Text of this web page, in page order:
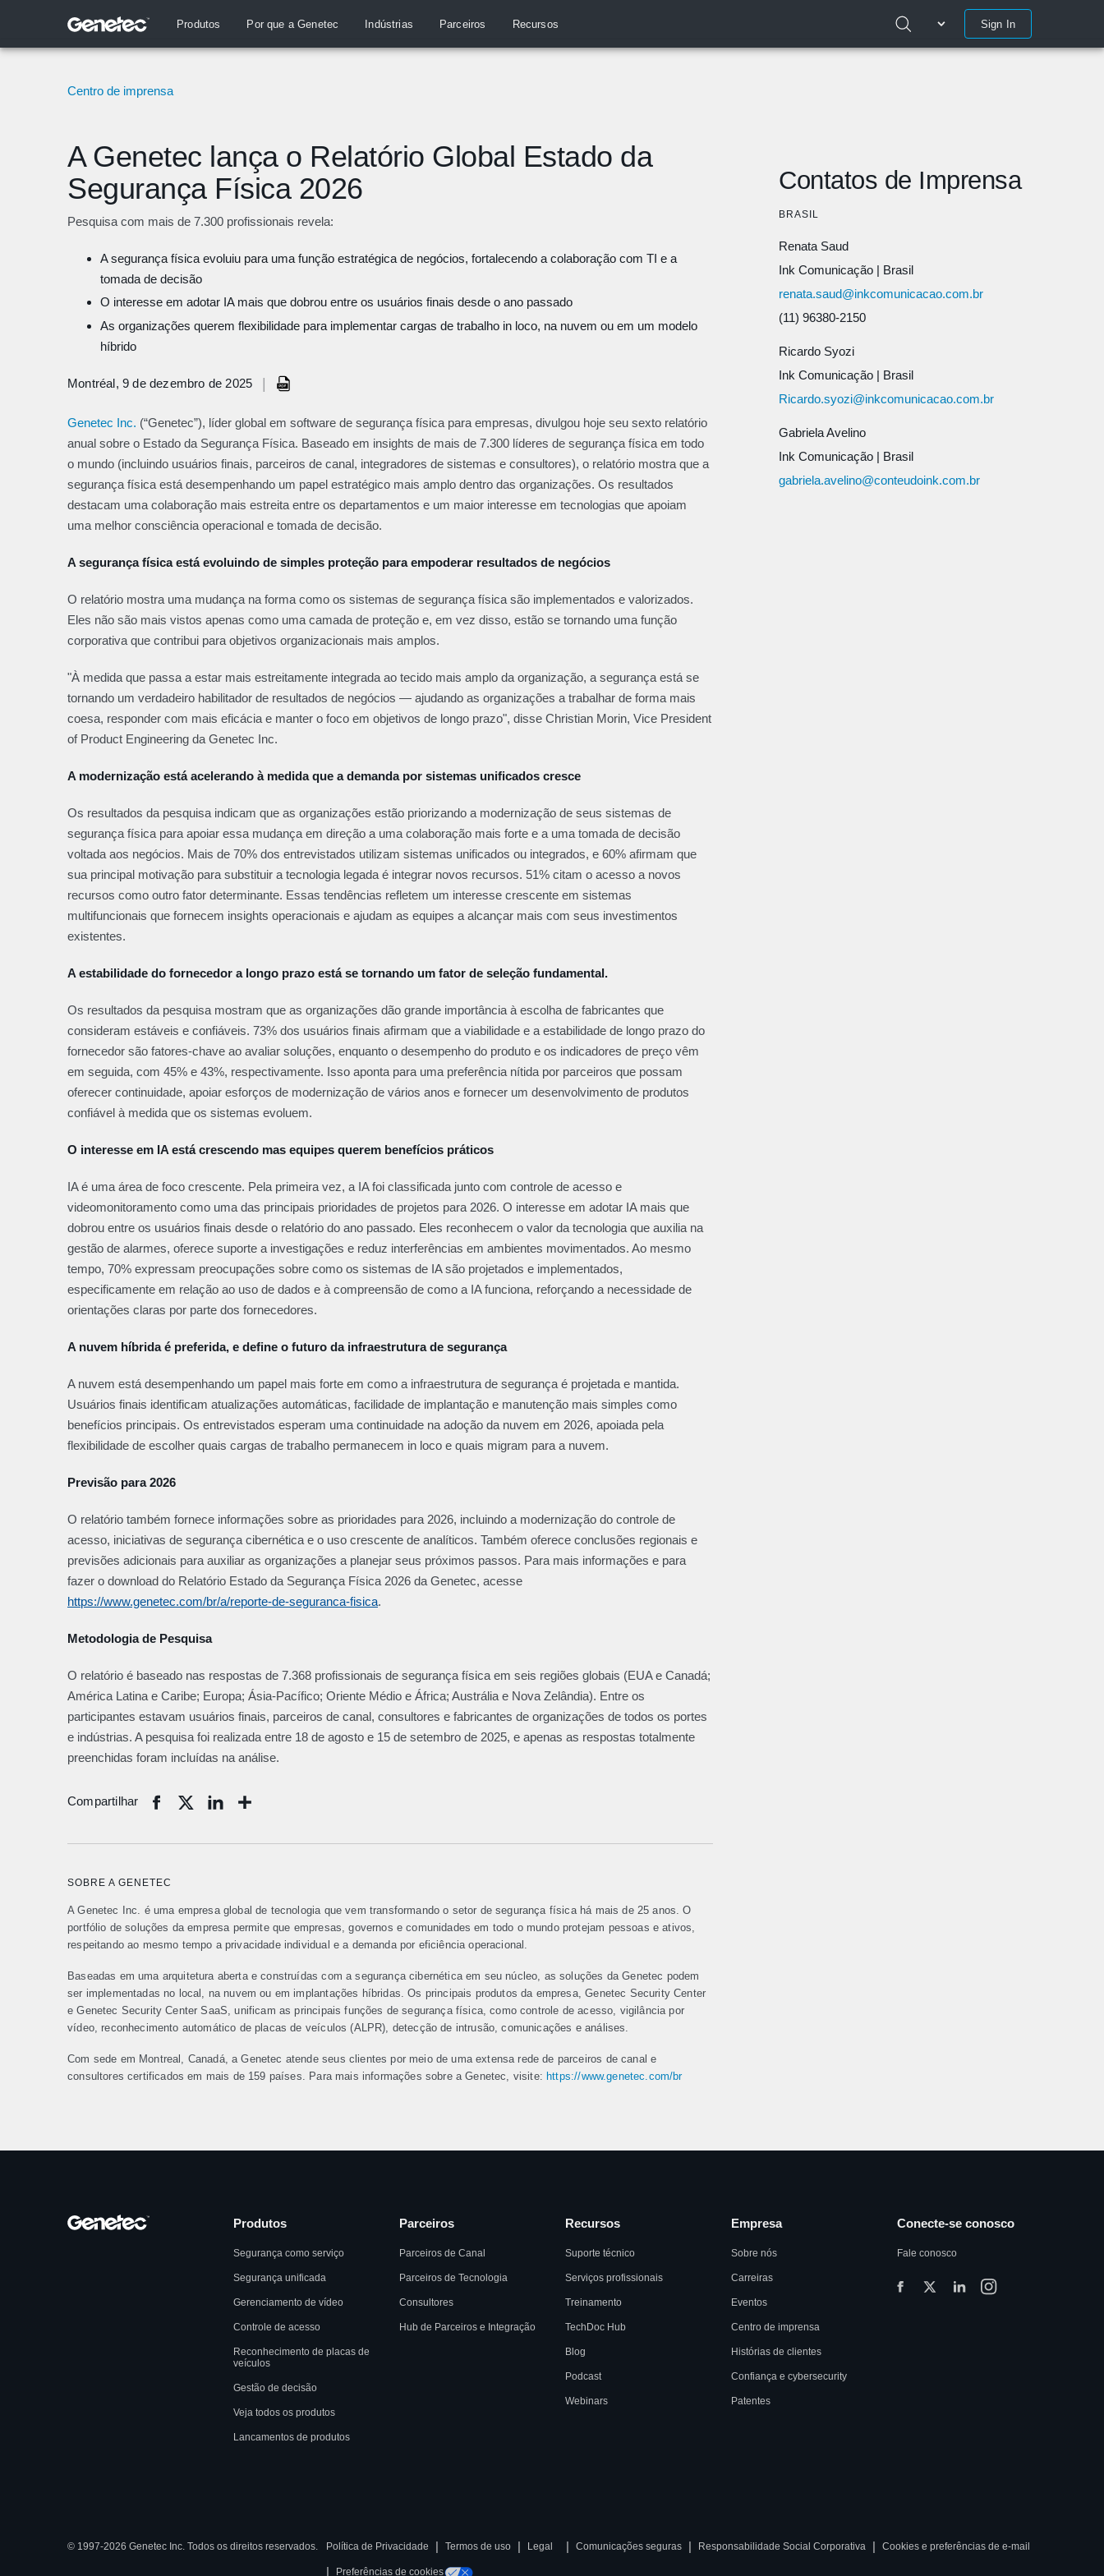
Produtos Por que a Genetec Indústrias Parceiros Recursos Sign In
Centro de imprensa
A Genetec lança o Relatório Global Estado da
Segurança Física 2026
Pesquisa com mais de 7.300 profissionais revela:
A segurança física evoluiu para uma função estratégica de negócios, fortalecendo a colaboração com TI e a
tomada de decisão
O interesse em adotar IA mais que dobrou entre os usuários finais desde o ano passado
As organizações querem flexibilidade para implementar cargas de trabalho in loco, na nuvem ou em um modelo
híbrido
Montréal, 9 de dezembro de 2025 |
Genetec Inc. (“Genetec”), líder global em software de segurança física para empresas, divulgou hoje seu sexto relatório
anual sobre o Estado da Segurança Física. Baseado em insights de mais de 7.300 líderes de segurança física em todo
o mundo (incluindo usuários finais, parceiros de canal, integradores de sistemas e consultores), o relatório mostra que a
segurança física está desempenhando um papel estratégico mais amplo dentro das organizações. Os resultados
destacam uma colaboração mais estreita entre os departamentos e um maior interesse em tecnologias que apoiam
uma melhor consciência operacional e tomada de decisão.
A segurança física está evoluindo de simples proteção para empoderar resultados de negócios
O relatório mostra uma mudança na forma como os sistemas de segurança física são implementados e valorizados.
Eles não são mais vistos apenas como uma camada de proteção e, em vez disso, estão se tornando uma função
corporativa que contribui para objetivos organizacionais mais amplos.
"À medida que passa a estar mais estreitamente integrada ao tecido mais amplo da organização, a segurança está se
tornando um verdadeiro habilitador de resultados de negócios — ajudando as organizações a trabalhar de forma mais
coesa, responder com mais eficácia e manter o foco em objetivos de longo prazo", disse Christian Morin, Vice President
of Product Engineering da Genetec Inc.
A modernização está acelerando à medida que a demanda por sistemas unificados cresce
Os resultados da pesquisa indicam que as organizações estão priorizando a modernização de seus sistemas de
segurança física para apoiar essa mudança em direção a uma colaboração mais forte e a uma tomada de decisão
voltada aos negócios. Mais de 70% dos entrevistados utilizam sistemas unificados ou integrados, e 60% afirmam que
sua principal motivação para substituir a tecnologia legada é integrar novos recursos. 51% citam o acesso a novos
recursos como outro fator determinante. Essas tendências refletem um interesse crescente em sistemas
multifuncionais que fornecem insights operacionais e ajudam as equipes a alcançar mais com seus investimentos
existentes.
A estabilidade do fornecedor a longo prazo está se tornando um fator de seleção fundamental.
Os resultados da pesquisa mostram que as organizações dão grande importância à escolha de fabricantes que
consideram estáveis e confiáveis. 73% dos usuários finais afirmam que a viabilidade e a estabilidade de longo prazo do
fornecedor são fatores-chave ao avaliar soluções, enquanto o desempenho do produto e os indicadores de preço vêm
em seguida, com 45% e 43%, respectivamente. Isso aponta para uma preferência nítida por parceiros que possam
oferecer continuidade, apoiar esforços de modernização de vários anos e fornecer um desenvolvimento de produtos
confiável à medida que os sistemas evoluem.
O interesse em IA está crescendo mas equipes querem benefícios práticos
IA é uma área de foco crescente. Pela primeira vez, a IA foi classificada junto com controle de acesso e
videomonitoramento como uma das principais prioridades de projetos para 2026. O interesse em adotar IA mais que
dobrou entre os usuários finais desde o relatório do ano passado. Eles reconhecem o valor da tecnologia que auxilia na
gestão de alarmes, oferece suporte a investigações e reduz interferências em ambientes movimentados. Ao mesmo
tempo, 70% expressam preocupações sobre como os sistemas de IA são projetados e implementados,
especificamente em relação ao uso de dados e à compreensão de como a IA funciona, reforçando a necessidade de
orientações claras por parte dos fornecedores.
A nuvem híbrida é preferida, e define o futuro da infraestrutura de segurança
A nuvem está desempenhando um papel mais forte em como a infraestrutura de segurança é projetada e mantida.
Usuários finais identificam atualizações automáticas, facilidade de implantação e manutenção mais simples como
benefícios principais. Os entrevistados esperam uma continuidade na adoção da nuvem em 2026, apoiada pela
flexibilidade de escolher quais cargas de trabalho permanecem in loco e quais migram para a nuvem.
Previsão para 2026
O relatório também fornece informações sobre as prioridades para 2026, incluindo a modernização do controle de
acesso, iniciativas de segurança cibernética e o uso crescente de analíticos. Também oferece conclusões regionais e
previsões adicionais para auxiliar as organizações a planejar seus próximos passos. Para mais informações e para
fazer o download do Relatório Estado da Segurança Física 2026 da Genetec, acesse
https://www.genetec.com/br/a/reporte-de-seguranca-fisica.
Metodologia de Pesquisa
O relatório é baseado nas respostas de 7.368 profissionais de segurança física em seis regiões globais (EUA e Canadá;
América Latina e Caribe; Europa; Ásia-Pacífico; Oriente Médio e África; Austrália e Nova Zelândia). Entre os
participantes estavam usuários finais, parceiros de canal, consultores e fabricantes de organizações de todos os portes
e indústrias. A pesquisa foi realizada entre 18 de agosto e 15 de setembro de 2025, e apenas as respostas totalmente
preenchidas foram incluídas na análise.
Compartilhar Share
SOBRE A GENETEC
A Genetec Inc. é uma empresa global de tecnologia que vem transformando o setor de segurança física há mais de 25 anos. O
portfólio de soluções da empresa permite que empresas, governos e comunidades em todo o mundo protejam pessoas e ativos,
respeitando ao mesmo tempo a privacidade individual e a demanda por eficiência operacional.
Baseadas em uma arquitetura aberta e construídas com a segurança cibernética em seu núcleo, as soluções da Genetec podem
ser implementadas no local, na nuvem ou em implantações híbridas. Os principais produtos da empresa, Genetec Security Center
e Genetec Security Center SaaS, unificam as principais funções de segurança física, como controle de acesso, vigilância por
vídeo, reconhecimento automático de placas de veículos (ALPR), detecção de intrusão, comunicações e análises.
Com sede em Montreal, Canadá, a Genetec atende seus clientes por meio de uma extensa rede de parceiros de canal e
consultores certificados em mais de 159 países. Para mais informações sobre a Genetec, visite: https://www.genetec.com/br
Contatos de Imprensa
BRASIL
Renata Saud
Ink Comunicação | Brasil
renata.saud@inkcomunicacao.com.br
(11) 96380-2150
Ricardo Syozi
Ink Comunicação | Brasil
Ricardo.syozi@inkcomunicacao.com.br
Gabriela Avelino
Ink Comunicação | Brasil
gabriela.avelino@conteudoink.com.br
Produtos
Segurança como serviço
Segurança unificada
Gerenciamento de vídeo
Controle de acesso
Reconhecimento de placas de
veículos
Gestão de decisão
Veja todos os produtos
Lancamentos de produtos
Parceiros
Parceiros de Canal
Parceiros de Tecnologia
Consultores
Hub de Parceiros e Integração
Recursos
Suporte técnico
Serviços profissionais
Treinamento
TechDoc Hub
Blog
Podcast
Webinars
Empresa
Sobre nós
Carreiras
Eventos
Centro de imprensa
Histórias de clientes
Confiança e cybersecurity
Patentes
Conecte-se conosco
Fale conosco
© 1997-2026 Genetec Inc. Todos os direitos reservados. Política de Privacidade | Termos de uso | Legal | Comunicações seguras | Responsabilidade Social Corporativa | Cookies e preferências de e-mail
| Preferências de cookies